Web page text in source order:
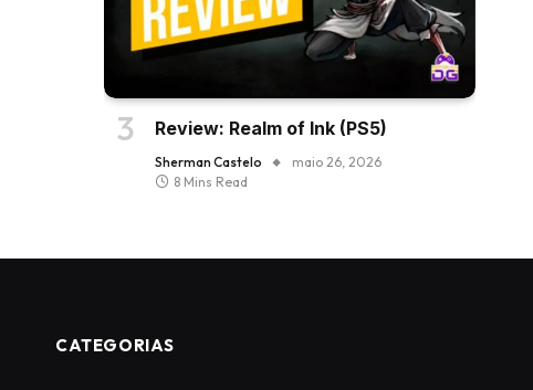
Review: Realm of Ink (PS5)
Sherman Castelo
maio 26, 2026
8 Mins Read
CATEGORIAS